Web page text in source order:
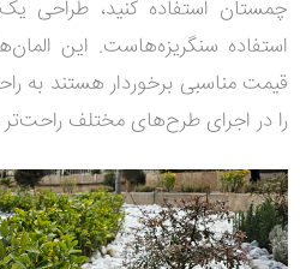
چمستان استفاده کنید، طراحی
استفاده سنگریزه‌هاست. این
قیمت مناسبی برخوردار هستند به
را در اجرای طرح‌های مختلف راحت‌تر